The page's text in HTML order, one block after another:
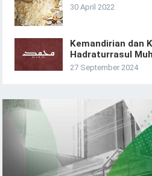
30 April 2022
Kemandirian dan
Hadraturrasul
27 September 2024